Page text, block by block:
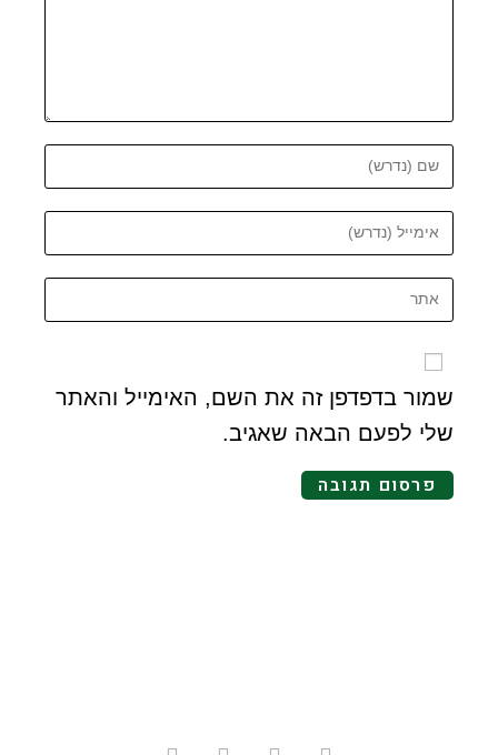
שמור בדפדפן זה את השם, האימייל והאתר
שלי לפעם הבאה שאגיב.